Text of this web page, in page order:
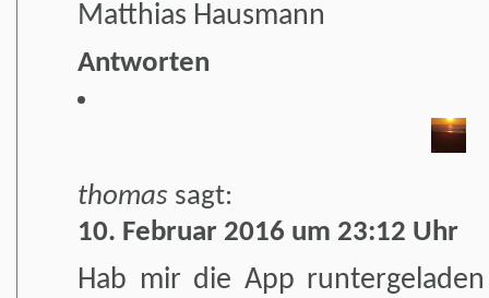
Matthias Hausmann
Antworten
thomas sagt:
10. Februar 2016 um 23:12 Uhr
Hab mir die App